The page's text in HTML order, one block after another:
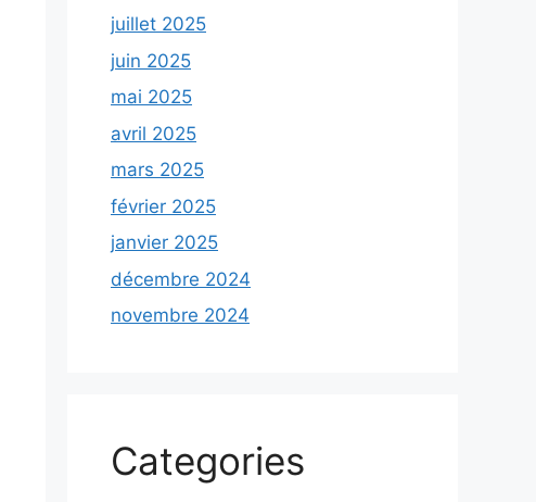
juillet 2025
juin 2025
mai 2025
avril 2025
mars 2025
février 2025
janvier 2025
décembre 2024
novembre 2024
Categories